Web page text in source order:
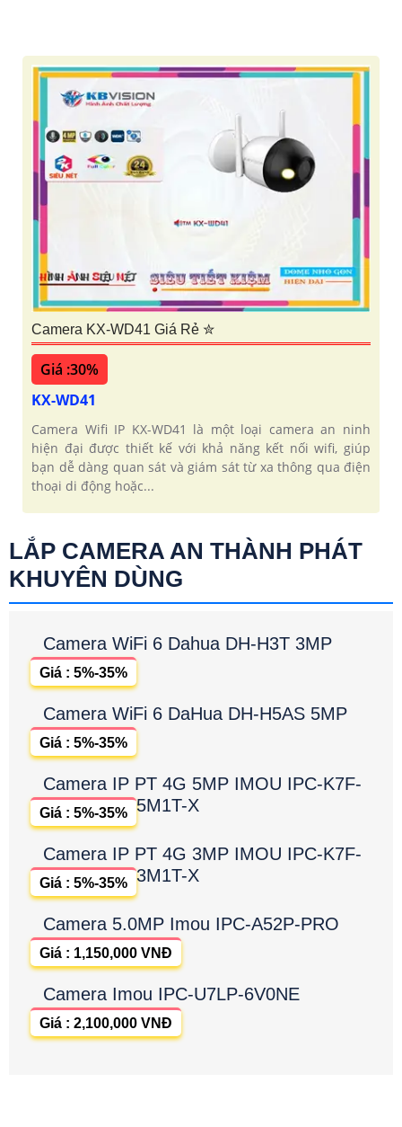
Camera KX-WD41 Giá Rẻ ✮
Giá :30%
KX-WD41
Camera Wifi IP KX-WD41 là một loại camera an ninh
hiện đại được thiết kế với khả năng kết nối wifi, giúp
bạn dễ dàng quan sát và giám sát từ xa thông qua điện
thoại di động hoặc...
LẮP CAMERA AN THÀNH PHÁT
KHUYÊN DÙNG
Camera WiFi 6 Dahua DH-H3T 3MP
Giá : 5%-35%
Camera WiFi 6 DaHua DH-H5AS 5MP
Giá : 5%-35%
Camera IP PT 4G 5MP IMOU IPC-K7F-
5M1T-X
Giá : 5%-35%
Camera IP PT 4G 3MP IMOU IPC-K7F-
3M1T-X
Giá : 5%-35%
Camera 5.0MP Imou IPC-A52P-PRO
Giá : 1,150,000 VNĐ
Camera Imou IPC-U7LP-6V0NE
Giá : 2,100,000 VNĐ